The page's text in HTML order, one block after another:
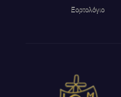
Εορτολόγιο